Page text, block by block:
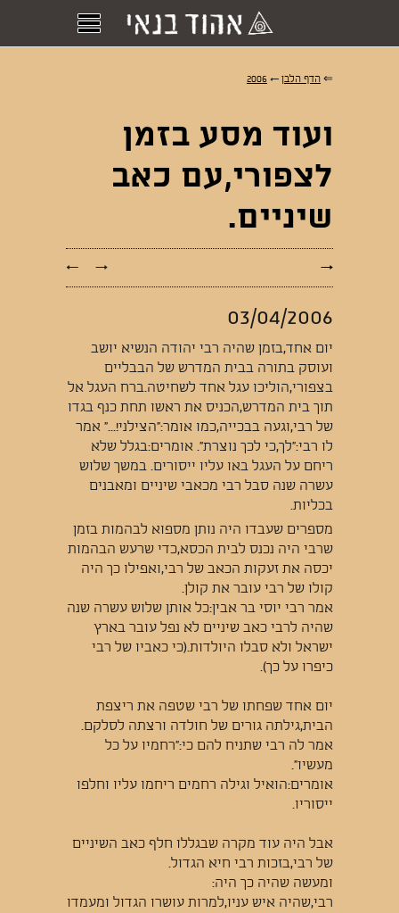
⇐ הדף הלבן ←
2006
ועוד מסע בזמן
לצפורי,עם כאב
שיניים.
→
→
←
03/04/2006
יום אחד,בזמן שהיה רבי יהודה הנשיא יושב
ועוסק בתורה בבית המדרש של הבבליים
בצפורי,הוליכו עגל אחד לשחיטה.ברח העגל אל
תוך בית המדרש,הכניס את ראשו תחת כנף בגדו
של רבי,וגעה בבכייה,כמו אומר:"הצילני!..." אמר
לו רבי:"לך,כי לכך נוצרת". אומרים:בגלל שלא
ריחם על העגל באו עליו ייסורים. במשך שלוש
עשרה שנה סבל רבי מכאבי שיניים ומאבנים
בכליות.
מספרים שעבדו היה נותן מספוא לבהמות בזמן
שרבי היה נכנס לבית הכסא,כדי שרעש הבהמות
יכסה את זעקות הכאב של רבי,ואפילו כך היה
קולו של רבי עובר את קולן.
אמר רבי יוסי בר אבין:כל אותן שלוש עשרה שנה
שהיה לרבי כאב שיניים לא נפל עובר בארץ
ישראל ולא סבלו היולדות.(כי כאביו של רבי
כיפרו על כך).
יום אחד שפחתו של רבי שטפה את ריצפת
הבית,גילתה גורים של חולדה ורצתה לסלקם.
אמר לה רבי שתניח להם כי:"רחמיו על כל
מעשיו".
אומרים:הואיל וגילה רחמים ריחמו עליו וחלפו
ייסוריו.
אבל היה עוד מקרה שבגללו חלף כאב השיניים
של רבי,בזכות רבי חיא הגדול.
ומעשה שהיה כך היה:
רבי,שהיה איש עניו,למרות עושרו הגדול ומעמדו